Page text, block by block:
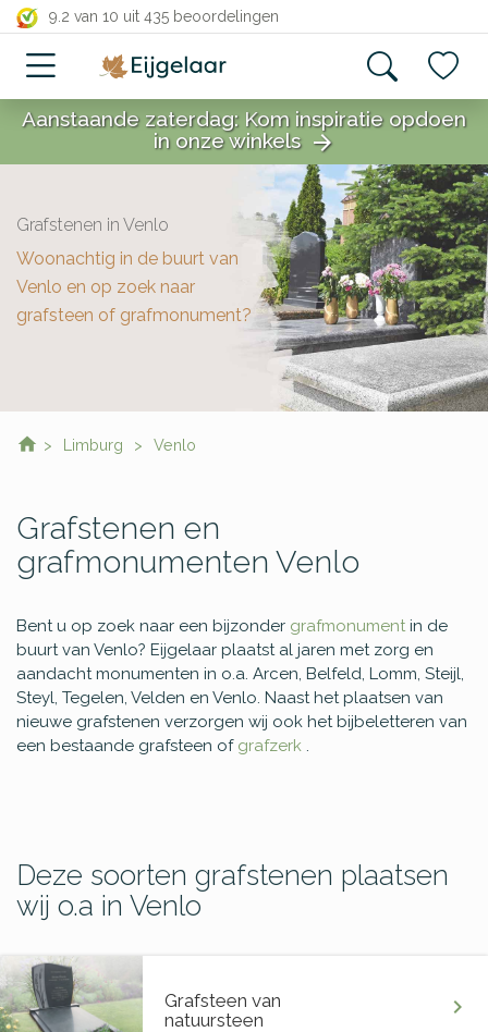
9.2 van 10 uit 435 beoordelingen
close
close
Aanstaande zaterdag: Kom inspiratie opdoen
in onze winkels arrow_forward
Grafstenen in Venlo
Woonachtig in de buurt van
Venlo en op zoek naar
grafsteen of grafmonument?
Limburg Venlo
Grafstenen en
grafmonumenten Venlo
Bent u op zoek naar een bijzonder grafmonument in de
buurt van Venlo? Eijgelaar plaatst al jaren met zorg en
aandacht monumenten in o.a. Arcen, Belfeld, Lomm, Steijl,
Steyl, Tegelen, Velden en Venlo. Naast het plaatsen van
nieuwe grafstenen verzorgen wij ook het bijbeletteren van
een bestaande grafsteen of grafzerk .
Deze soorten grafstenen plaatsen
wij o.a in Venlo
Grafsteen van
natuursteen
chevron_right